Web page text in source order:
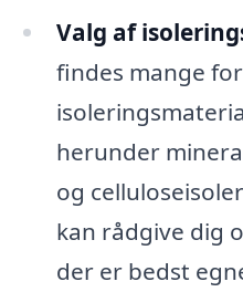
Valg af
findes mange
herunder
og
kan rådgive dig
der er bedst